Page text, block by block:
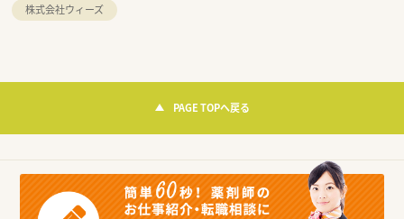
株式会社ウィーズ
PAGE TOPへ戻る